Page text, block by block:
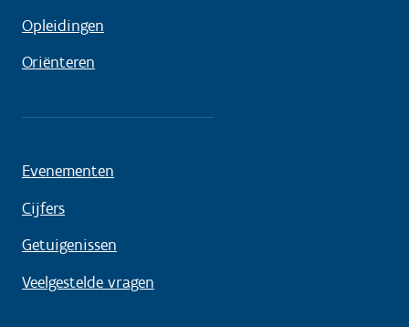
Opleidingen
Oriënteren
Evenementen
Cijfers
Getuigenissen
Veelgestelde vragen